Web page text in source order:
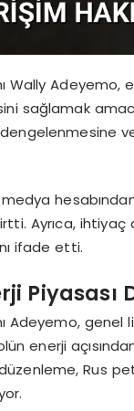
Wally
sağlamak
dengelenmesine
Ayrıca,
ifade etti.
Piyasası
Adeyemo, genel
enerji
Rus